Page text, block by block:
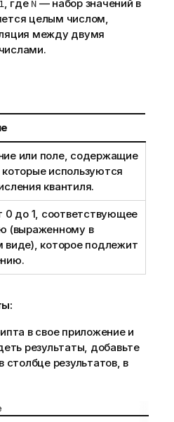
, где N— набор значений в
целым числом,
между двумя
или поле, содержащие
используются
квантиля.
0 до 1, соответствующее
(выраженному в
виде), которое подлежит
в свое приложение и
результаты, добавьте
столбце результатов, в